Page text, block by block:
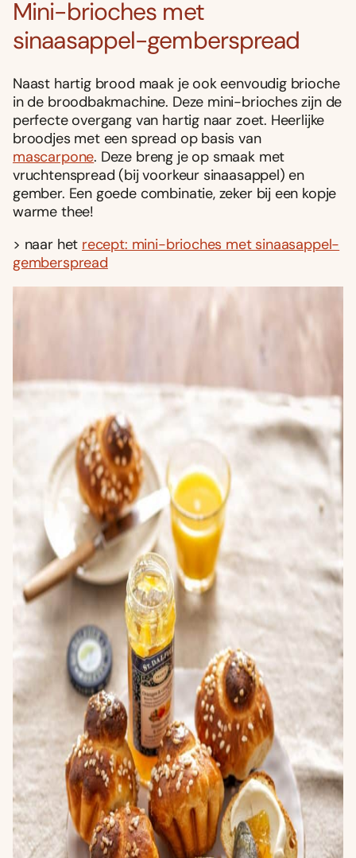
Mini-brioches met
sinaasappel-gemberspread
Naast hartig brood maak je ook eenvoudig brioche
in de broodbakmachine. Deze mini-brioches zijn de
perfecte overgang van hartig naar zoet. Heerlijke
broodjes met een spread op basis van
mascarpone. Deze breng je op smaak met
vruchtenspread (bij voorkeur sinaasappel) en
gember. Een goede combinatie, zeker bij een kopje
warme thee!
> naar het recept: mini-brioches met sinaasappel-
gemberspread